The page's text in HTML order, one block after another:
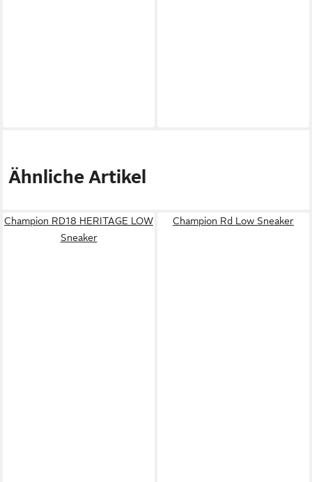
Ähnliche Artikel
Champion RD18 HERITAGE LOW
Sneaker
Champion Rd Low Sneaker